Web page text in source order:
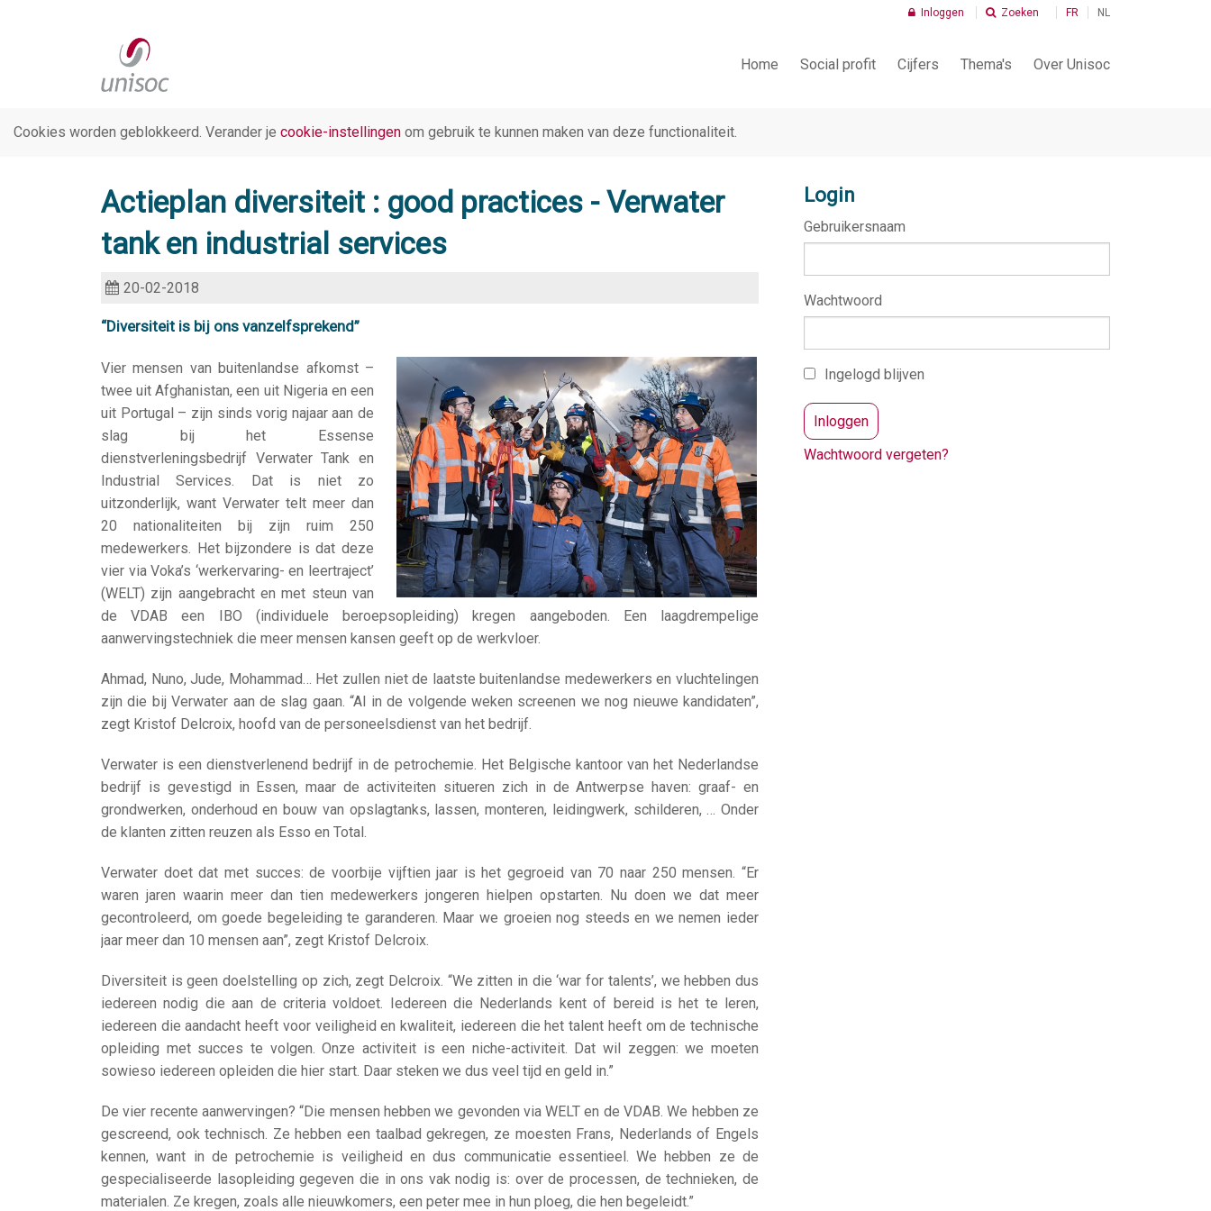
Inloggen Zoeken FR NL
Home Social profit Cijfers
Economische indicatoren
Thema's Over Unisoc
Cookies worden geblokkeerd. Verander je cookie-instellingen om gebruik te kunnen maken van deze functionaliteit.
Actieplan diversiteit : good practices - Verwater
tank en industrial services
20-02-2018
“Diversiteit is bij ons vanzelfsprekend”
Vier mensen van buitenlandse afkomst –
twee uit Afghanistan, een uit Nigeria en een
uit Portugal – zijn sinds vorig najaar aan de
slag bij het Essense
dienstverleningsbedrijf Verwater Tank en
Industrial Services. Dat is niet zo
uitzonderlijk, want Verwater telt meer dan
20 nationaliteiten bij zijn ruim 250
medewerkers. Het bijzondere is dat deze
vier via Voka’s ‘werkervaring- en leertraject’
(WELT) zijn aangebracht en met steun van
de VDAB een IBO (individuele beroepsopleiding) kregen aangeboden. Een laagdrempelige
aanwervingstechniek die meer mensen kansen geeft op de werkvloer.
Ahmad, Nuno, Jude, Mohammad… Het zullen niet de laatste buitenlandse medewerkers en vluchtelingen
zijn die bij Verwater aan de slag gaan. “Al in de volgende weken screenen we nog nieuwe kandidaten”,
zegt Kristof Delcroix, hoofd van de personeelsdienst van het bedrijf.
Verwater is een dienstverlenend bedrijf in de petrochemie. Het Belgische kantoor van het Nederlandse
bedrijf is gevestigd in Essen, maar de activiteiten situeren zich in de Antwerpse haven: graaf- en
grondwerken, onderhoud en bouw van opslagtanks, lassen, monteren, leidingwerk, schilderen, … Onder
de klanten zitten reuzen als Esso en Total.
Verwater doet dat met succes: de voorbije vijftien jaar is het gegroeid van 70 naar 250 mensen. “Er
waren jaren waarin meer dan tien medewerkers jongeren hielpen opstarten. Nu doen we dat meer
gecontroleerd, om goede begeleiding te garanderen. Maar we groeien nog steeds en we nemen ieder
jaar meer dan 10 mensen aan”, zegt Kristof Delcroix.
Diversiteit is geen doelstelling op zich, zegt Delcroix. “We zitten in die ‘war for talents’, we hebben dus
iedereen nodig die aan de criteria voldoet. Iedereen die Nederlands kent of bereid is het te leren,
iedereen die aandacht heeft voor veiligheid en kwaliteit, iedereen die het talent heeft om de technische
opleiding met succes te volgen. Onze activiteit is een niche-activiteit. Dat wil zeggen: we moeten
sowieso iedereen opleiden die hier start. Daar steken we dus veel tijd en geld in.”
De vier recente aanwervingen? “Die mensen hebben we gevonden via WELT en de VDAB. We hebben ze
gescreend, ook technisch. Ze hebben een taalbad gekregen, ze moesten Frans, Nederlands of Engels
kennen, want in de petrochemie is veiligheid en dus communicatie essentieel. We hebben ze de
gespecialiseerde lasopleiding gegeven die in ons vak nodig is: over de processen, de technieken, de
materialen. Ze kregen, zoals alle nieuwkomers, een peter mee in hun ploeg, die hen begeleidt.”
Login
Gebruikersnaam
Wachtwoord
Ingelogd blijven
Wachtwoord vergeten?